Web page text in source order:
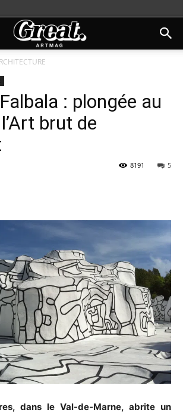
: plongée au
brut de
5
8191
dans le Val-de-Marne, abrite un